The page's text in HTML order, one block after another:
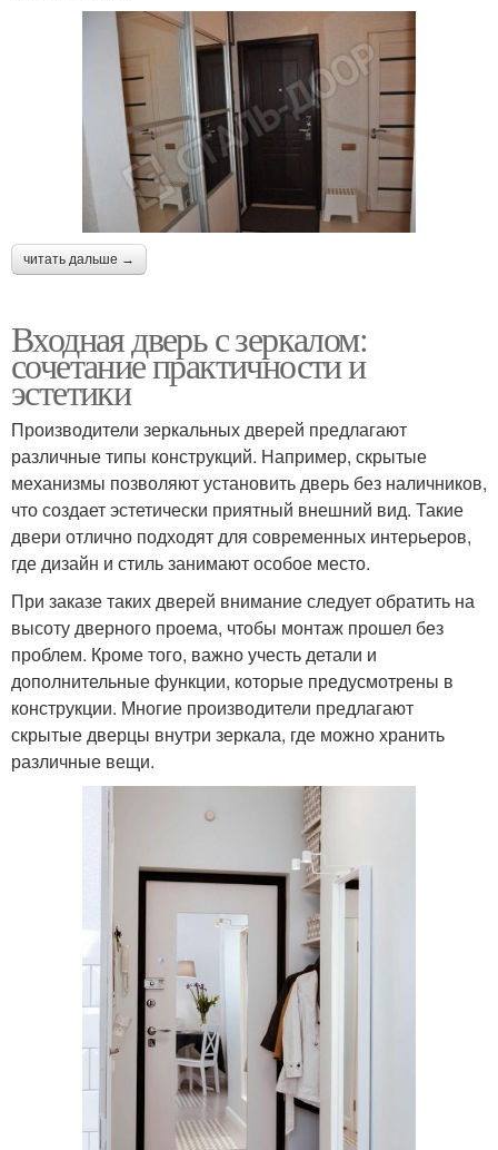
читать дальше →
Входная дверь с зеркалом:
сочетание практичности и
эстетики
Производители зеркальных дверей предлагают
различные типы конструкций. Например, скрытые
механизмы позволяют установить дверь без наличников,
что создает эстетически приятный внешний вид. Такие
двери отлично подходят для современных интерьеров,
где дизайн и стиль занимают особое место.
При заказе таких дверей внимание следует обратить на
высоту дверного проема, чтобы монтаж прошел без
проблем. Кроме того, важно учесть детали и
дополнительные функции, которые предусмотрены в
конструкции. Многие производители предлагают
скрытые дверцы внутри зеркала, где можно хранить
различные вещи.